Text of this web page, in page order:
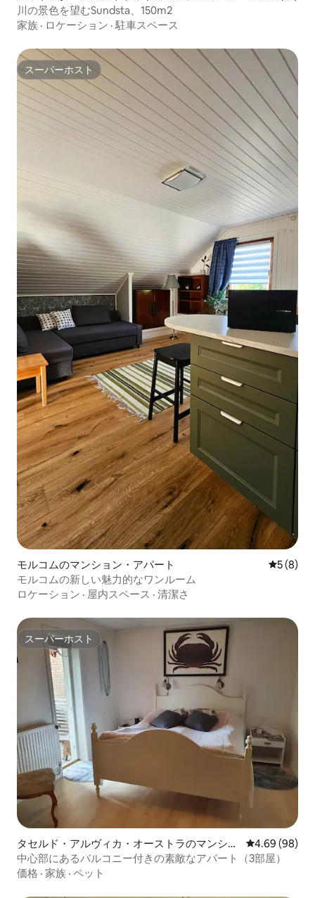
パート
川の景色を望むSundsta、150m2
家族 · ロケーション · 駐車スペース
スーパーホスト
スーパーホスト
モルコムのマンション・アパート レビュー
5 (8)
モルコムの新しい魅力的なワンルーム
ロケーション · 屋内スペース · 清潔さ
スーパーホスト
スーパーホスト
タセルド・アルヴィカ・オーストラのマンショ
ン・アパート
レビュー98件
4.69 (98)
中心部にあるバルコニー付きの素敵なアパート（3部屋）
価格 · 家族 · ペット